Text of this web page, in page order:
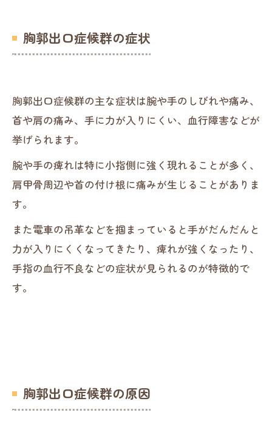
胸郭出口症候群の症状
胸郭出口症候群の主な症状は腕や手のしびれや痛み、
首や肩の痛み、手に力が入りにくい、血行障害などが
挙げられます。
腕や手の痺れは特に小指側に強く現れることが多く、
肩甲骨周辺や首の付け根に痛みが生じることがありま
す。
また電車の吊革などを掴まっていると手がだんだんと
力が入りにくくなってきたり、痺れが強くなったり、
手指の血行不良などの症状が見られるのが特徴的で
す。
胸郭出口症候群の原因